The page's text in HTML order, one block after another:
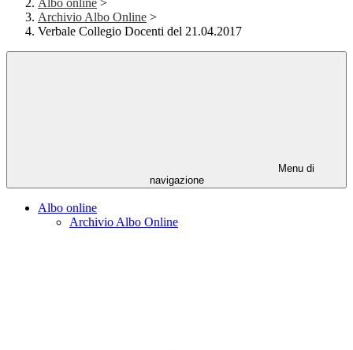
Albo online >
Archivio Albo Online >
Verbale Collegio Docenti del 21.04.2017
Menu di
navigazione
Albo online
Archivio Albo Online